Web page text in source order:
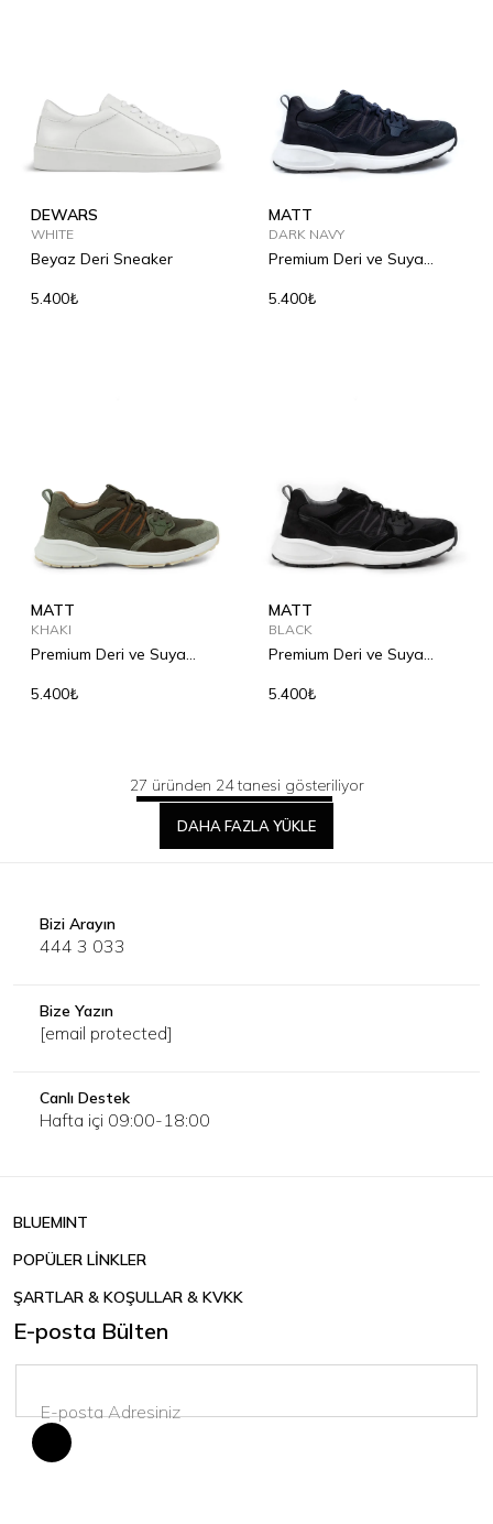
DEWARS
WHITE
Beyaz Deri Sneaker
5.400₺
MATT
DARK NAVY
Premium Deri ve Suya
5.400₺
MATT
KHAKI
Premium Deri ve Suya
5.400₺
MATT
BLACK
Premium Deri ve Suya
5.400₺
27 üründen 24 tanesi gösteriliyor
DAHA FAZLA YÜKLE
Bizi Arayın
444 3 033
Bize Yazın
[email protected]
Canlı Destek
Hafta içi 09:00-18:00
BLUEMINT
POPÜLER LİNKLER
ŞARTLAR & KOŞULLAR & KVKK
E-posta Bülten